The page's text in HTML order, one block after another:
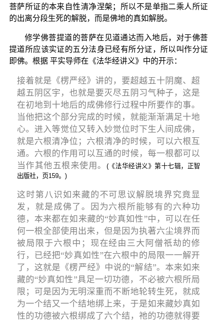
菩萨所证的本来自性清净涅槃；所以不是单指二乘人所证
的出离分段生死的解脱，而是佛地的真如解脱。
修学佛菩提道的菩萨在见道通达而入地后，对于佛菩
提道所应该实证的五分法身已经有所分证，所以叫作分证
即佛。根据 平实导师在《法华经讲义》中的开示：
接着就是《楞严经》讲的，要超越五十阴魔、超
越五阴区宇，也就是要灭尽五阴习气种子，这是
在初地到十地后的成佛修行过程中所要作的事。
当他把这个部分完成的时候，就能渐渐满足十地
心。进入等觉位又转入妙觉位时下生人间成佛，
就是六根清净位；六根清净的时候，可以六根互
通。六根的作用可以互通的时候，每一根都可以
当作其他五根来使用。
(《法华经讲义》第十七辑，正智
出版社，页159。)
这时第八识如来藏的不可思议解脱境界究竟显
发，就是成佛了。因为六根所能够有的六种功
德，本来都在如来藏的“妙真如性”中，可以在任
何一根全部使用出来，但是因为执著六尘境界而
被局限于六根中；现在经由三大阿僧祇劫的修
行，已经把“妙真如性”在六根中的局限一一解开
了，这就是《楞严经》中说的“解结”。本来如来
藏的“妙真如性”具足一切功德，不必被六根所局
限；可是因为无明深重而不断地轮转生死，就成
为一个结又一个结地绑上来，于是如来藏妙真如
性的功德被六根绑成了六个结，祂的功德就得要